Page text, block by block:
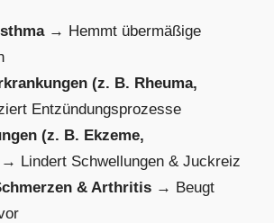
→ Hemmt übermäßige
(z. B. Rheuma,
Entzündungsprozesse
(z. B. Ekzeme,
→ Lindert Schwellungen & Juckreiz
& Arthritis → Beugt